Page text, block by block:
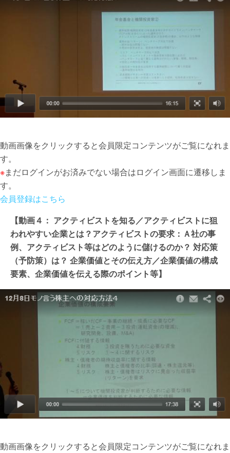
動画画像をクリックすると会員限定コンテンツがご覧になれま
す。
※まだログインがお済みでない場合はログイン画面に遷移しま
す。
会員登録はこちら
【動画４： アクティビストを知る／アクティビストに狙
われやすい企業とは？アクティビストの要求：Ａ社の事
例、アクティビスト等はどのように儲けるのか？ 対応策
（予防策）は？ 企業価値とその伝え方／企業価値の構成
要素、企業価値を伝える際のポイント等】
動画画像をクリックすると会員限定コンテンツがご覧になれま